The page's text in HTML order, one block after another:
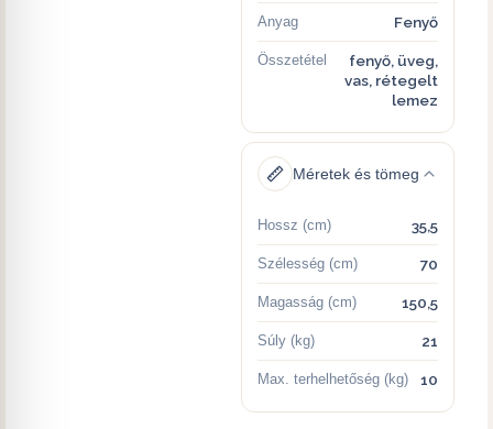
Anyag Fenyő
Összetétel
fenyő, üveg,
vas, rétegelt
lemez
Méretek és tömeg
Hossz (cm) 35,5
Szélesség (cm) 70
Magasság (cm) 150,5
Súly (kg) 21
Max. terhelhetőség (kg) 10